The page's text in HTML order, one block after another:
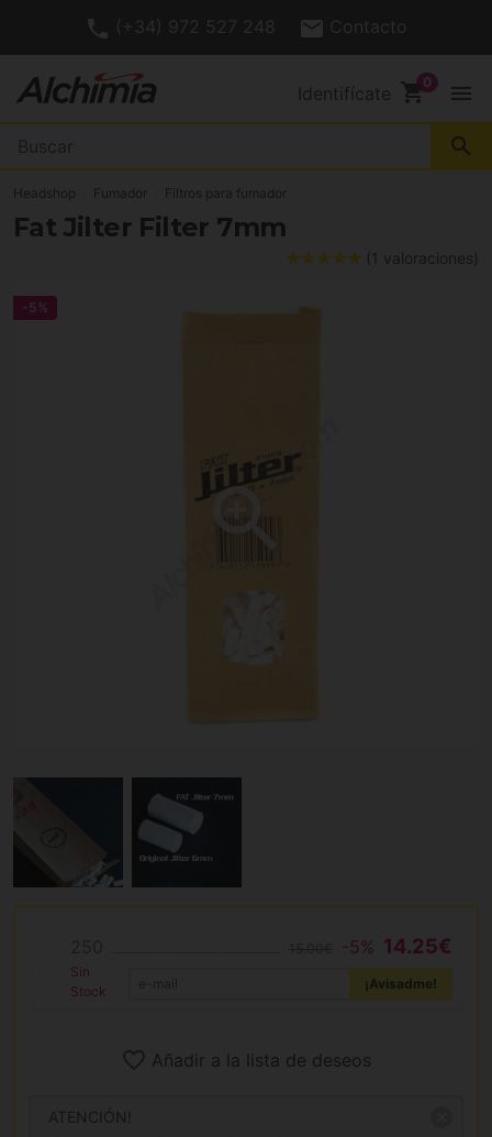
(+34) 972 527 248 Contacto
Identifícate shopping_cart menu
search
Headshop Fumador Filtros para fumador
Fat Jilter Filter 7mm
(1 valoraciones)
-5%
-5% 14.25€
Sin
Stock
¡Avisadme!
Añadir a la lista de deseos
ATENCIÓN!